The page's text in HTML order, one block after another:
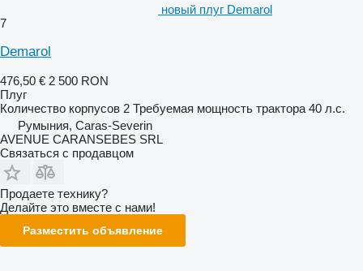
новый плуг Demarol
7
Demarol
476,50 € 2 500 RON
Плуг
Количество корпусов 2 Требуемая мощность трактора 40 л.с.
Румыния, Caras-Severin
AVENUE CARANSEBES SRL
Связаться с продавцом
Продаете технику?
Делайте это вместе с нами!
Разместить объявление